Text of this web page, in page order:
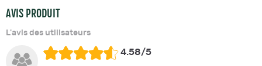
AVIS PRODUIT
L'avis des utilisateurs
4.58/5